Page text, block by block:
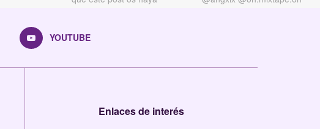
YOUTUBE
Enlaces de interés